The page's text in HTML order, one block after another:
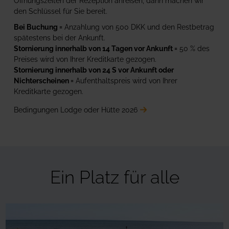
den Schlüssel für Sie bereit.
Bei Buchung = Anzahlung von 500 DKK und den Restbetrag
spätestens bei der Ankunft.
Stornierung innerhalb von 14 Tagen vor Ankunft = 50 % des
Preises wird von Ihrer Kreditkarte gezogen.
Stornierung innerhalb von 24 S vor Ankunft oder
Nichterscheinen = Aufenthaltspreis wird von Ihrer
Kreditkarte gezogen.
Bedingungen Lodge oder Hütte 2026
Ein Platz für alle